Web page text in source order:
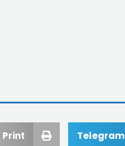
Telegram
Print